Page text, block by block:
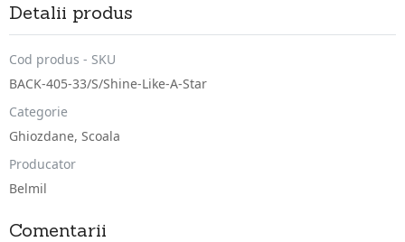
Detalii produs
Cod produs - SKU
BACK-405-33/S/Shine-Like-A-Star
Categorie
Ghiozdane, Scoala
Producator
Belmil
Comentarii